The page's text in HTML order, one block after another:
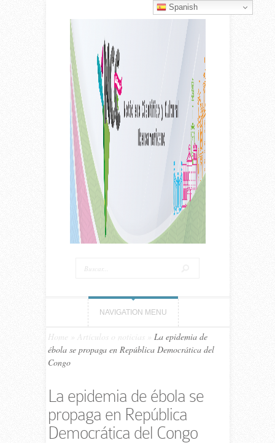
NAVIGATION MENU
Home Artículos o noticias
La epidemia de
ébola se propaga en República Democrática del
Congo
La epidemia de ébola se
propaga en República
Democrática del Congo
Spanish